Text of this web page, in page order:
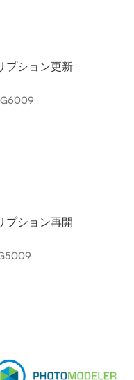
プション更新
プション再開